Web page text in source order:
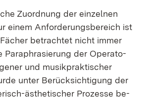
Zu­ord­nung der ein­zel­nen
ei­nem An­for­de­rungs­be­reich ist
be­trach­tet nicht im­mer
Pa­ra­phra­sie­rung der Ope­ra­to­
und mu­sik­prak­ti­scher
un­ter Be­rück­sich­ti­gung der
äs­the­ti­scher Pro­zes­se be­